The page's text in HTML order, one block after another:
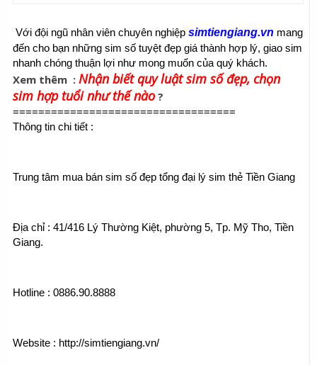
Với đội ngũ nhân viên chuyên nghiệp simtiengiang.vn mang
đến cho bạn những sim số tuyệt đẹp giá thành hợp lý, giao sim
nhanh chóng thuận lợi như mong muốn của quý khách.
Xem thêm : Nhận biết quy luật sim số đẹp, chọn
sim hợp tuổi như thế nào ?
===================================
Thông tin chi tiết :
Trung tâm mua bán sim số đẹp tổng đại lý sim thẻ Tiền Giang
Địa chỉ : 41/416 Lý Thường Kiệt, phường 5, Tp. Mỹ Tho, Tiền
Giang.
Hotline : 0886.90.8888
Website : http://simtiengiang.vn/